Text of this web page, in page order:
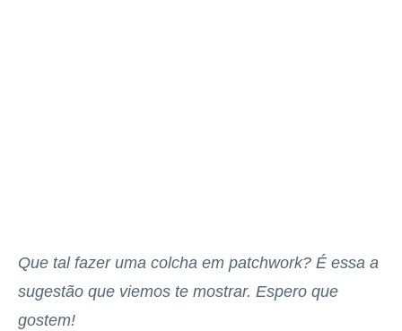
Que tal fazer uma colcha em patchwork? É essa a
sugestão que viemos te mostrar. Espero que
gostem!